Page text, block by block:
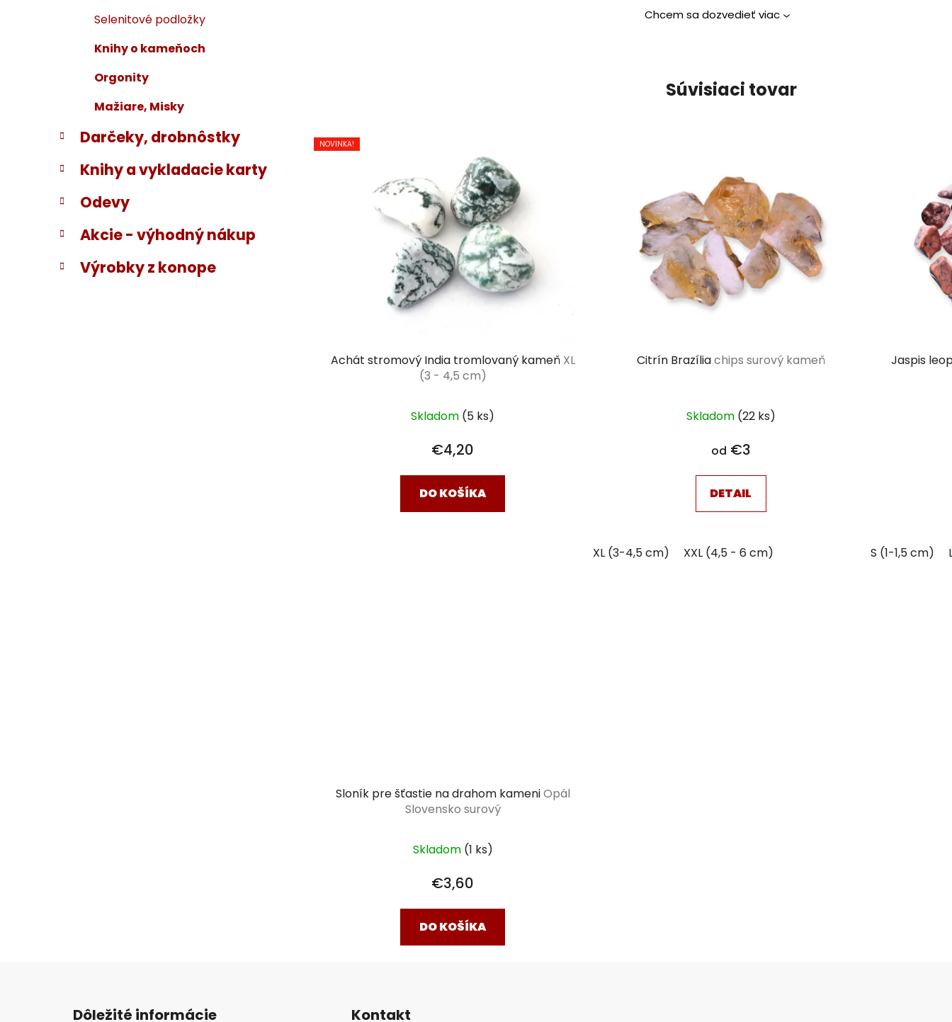
Selenitové podložky
Knihy o kameňoch
Orgonity
Mažiare, Misky
Darčeky, drobnôstky
Knihy a vykladacie karty
Odevy
Akcie - výhodný nákup
Výrobky z konope
Chcem sa dozvedieť viac
Súvisiaci tovar
NOVINKA!
Achát stromový India tromlovaný kameň XL
(3 - 4,5 cm)
Skladom (5 ks)
€4,20
DO KOŠÍKA
Citrín Brazíliachips surový kameň
Skladom (22 ks)
od €3
DETAIL
XL (3-4,5 cm) XXL (4,5 - 6 cm)
Jaspis
S (1-1,5 cm)
Sloník pre šťastie na drahom kameniOpál
Slovensko surový
Skladom (1 ks)
€3,60
DO KOŠÍKA
Dôležité informácie Kontakt